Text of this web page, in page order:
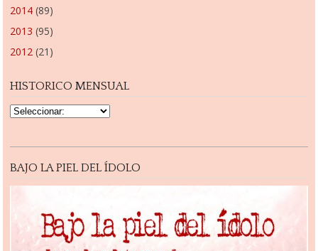
2014 (89)
2013 (95)
2012 (21)
HISTORICO MENSUAL
BAJO LA PIEL DEL ÍDOLO